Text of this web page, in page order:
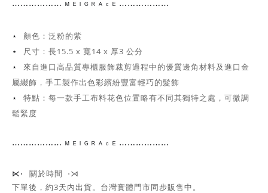
⋯⋯ ⋯⋯⋯⋯ ᴹ ᴱ ᴵ ᴳ ᴿ ᴬ ᶜ ᴱ ⋯⋯⋯⋯ ⋯⋯
⋆ 顏色：泛粉的紫
⋆ 尺寸： 長15.5 x 寬14 x 厚3 公分
⋆ 來自進口高品質專櫃服飾裁剪過程中的優質邊角材料及進口金
屬綴飾，手工製作出色彩繽紛豐富輕巧的髮飾
⋆ 特點：每一款手工布料花色位置略有不同其獨特之處，可微調
鬆緊度
⋯⋯ ⋯⋯⋯⋯ ᴹ ᴱ ᴵ ᴳ ᴿ ᴬ ᶜ ᴱ ⋯⋯⋯⋯ ⋯⋯
⋉⋅ 關於時間 ⋅⋊
下單後，約3天內出貨。台灣實體門市同步販售中。